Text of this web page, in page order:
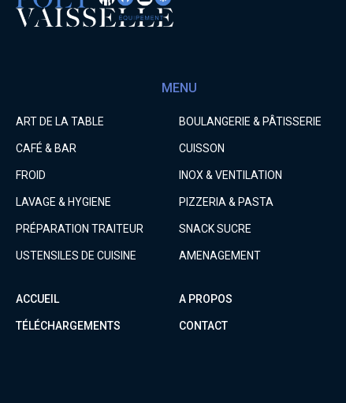
MENU
ART DE LA TABLE BOULANGERIE & PÂTISSERIE
CAFÉ & BAR CUISSON
FROID INOX & VENTILATION
LAVAGE & HYGIENE PIZZERIA & PASTA
PRÉPARATION TRAITEUR SNACK SUCRE
USTENSILES DE CUISINE AMENAGEMENT
ACCUEIL A PROPOS
TÉLÉCHARGEMENTS CONTACT